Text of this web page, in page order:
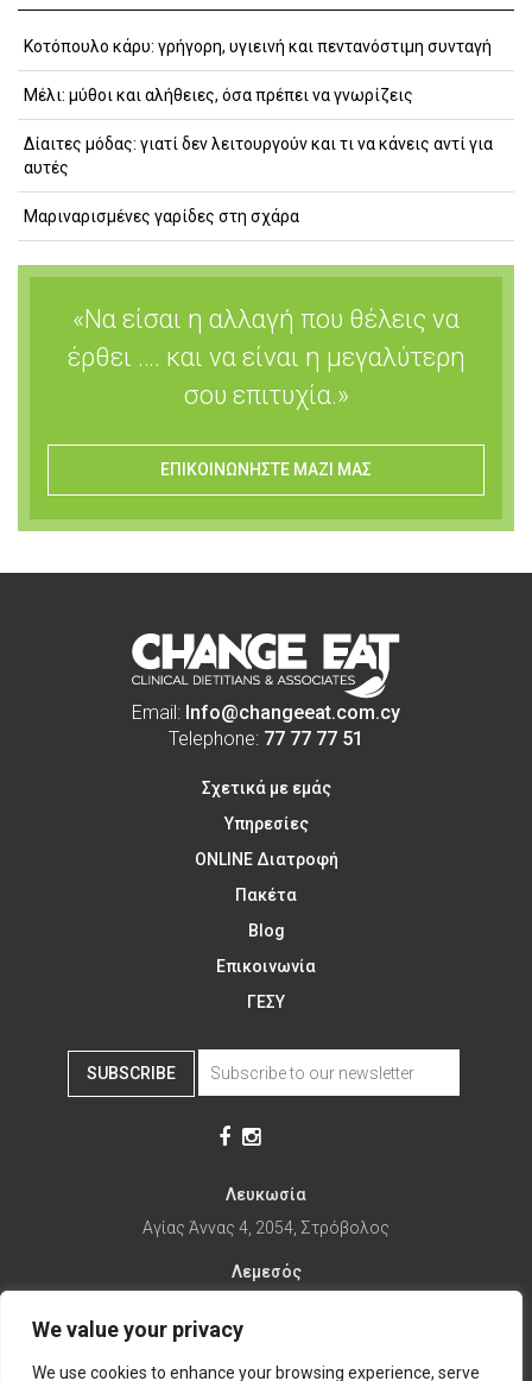
We value your privacy
We use cookies to enhance your browsing experience, serve
Κοτόπουλο κάρυ: γρήγορη, υγιεινή και πεντανόστιμη συνταγή
Μέλι: μύθοι και αλήθειες, όσα πρέπει να γνωρίζεις
Δίαιτες μόδας: γιατί δεν λειτουργούν και τι να κάνεις αντί για
αυτές
Μαριναρισμένες γαρίδες στη σχάρα
«Να είσαι η αλλαγή που θέλεις να
έρθει …. και να είναι η μεγαλύτερη
σου επιτυχία.»
ΕΠΙΚΟΙΝΩΝΗΣΤΕ ΜΑΖΙ ΜΑΣ
Email: Info@changeeat.com.cy
Telephone: 77 77 77 51
Σχετικά με εμάς
Υπηρεσίες
ONLINE Διατροφή
Πακέτα
Blog
Επικοινωνία
ΓΕΣΥ
SUBSCRIBE
Λευκωσία
Αγίας Άννας 4, 2054, Στρόβολος
Λεμεσός